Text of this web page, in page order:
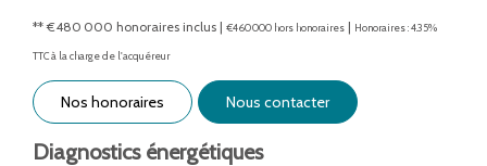
** €480 000 honoraires inclus | €460 000 hors honoraires | Honoraires : 4.35%
TTC à la charge de l'acquéreur
Nos honoraires Nous contacter
Diagnostics énergétiques